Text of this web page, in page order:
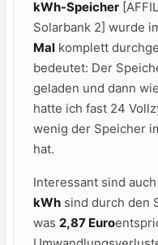
kWh-Speicher
Solarbank 2] wurde
Mal komplett
bedeutet: Der
geladen und dann
hatte ich fast 24
wenig der Speicher
hat.
Interessant sind
kWh sind durch den
was 2,87 Euro